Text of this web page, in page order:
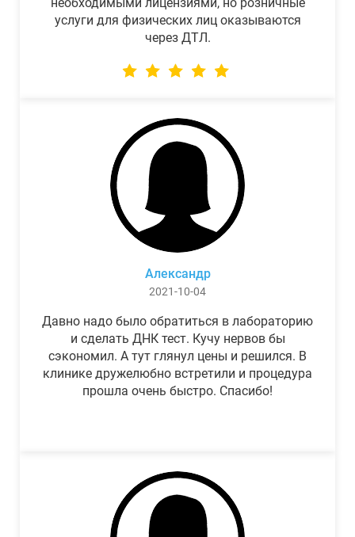
необходимыми лицензиями, но розничные
услуги для физических лиц оказываются
через ДТЛ.
Александр
2021-10-04
Давно надо было обратиться в лабораторию
и сделать ДНК тест. Кучу нервов бы
сэкономил. А тут глянул цены и решился. В
клинике дружелюбно встретили и процедура
прошла очень быстро. Спасибо!